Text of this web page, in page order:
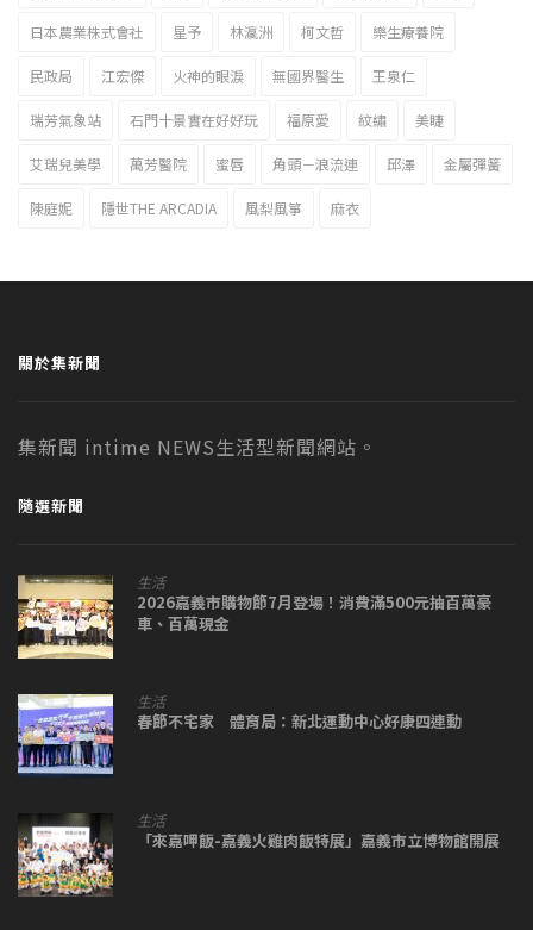
日本農業株式會社 星予 林瀛洲 柯文哲 樂生療養院
民政局 江宏傑 火神的眼淚 無國界醫生 王泉仁
瑞芳氣象站 石門十景實在好好玩 福原愛 紋繡 美睫
艾瑞兒美學 萬芳醫院 蜜唇 角頭－浪流連 邱澤 金屬彈簧
陳庭妮 隱世THE ARCADIA 風梨風箏 麻衣
關於集新聞
集新聞 intime NEWS生活型新聞網站。
隨選新聞
生活
2026嘉義市購物節7月登場！消費滿500元抽百萬豪
車、百萬現金
生活
春節不宅家 體育局：新北運動中心好康四連動
生活
「來嘉呷飯-嘉義火雞肉飯特展」嘉義市立博物館開展